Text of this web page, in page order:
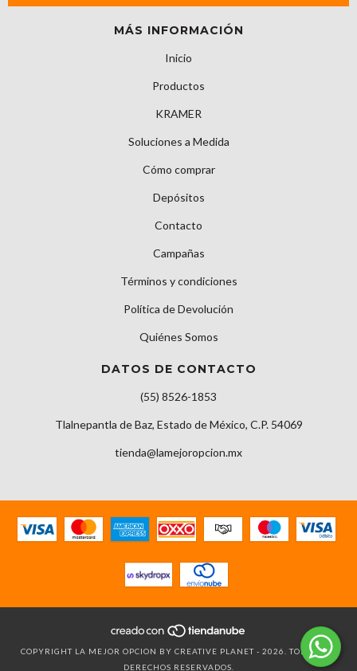
MÁS INFORMACIÓN
Inicio
Productos
KRAMER
Soluciones a Medida
Cómo comprar
Depósitos
Contacto
Campañas
Términos y condiciones
Política de Devolución
Quiénes Somos
DATOS DE CONTACTO
(55) 8526-1853
Tlalnepantla de Baz, Estado de México, C.P. 54069
tienda@lamejoropcion.mx
COPYRIGHT LA MEJOR OPCION BY CREATIVE PLANET - 2026. TODOS LOS
DERECHOS RESERVADOS.